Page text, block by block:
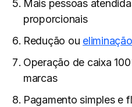
Mais pessoas
proporcionais
Redução ou
Operação de caixa
marcas
Pagamento simples e